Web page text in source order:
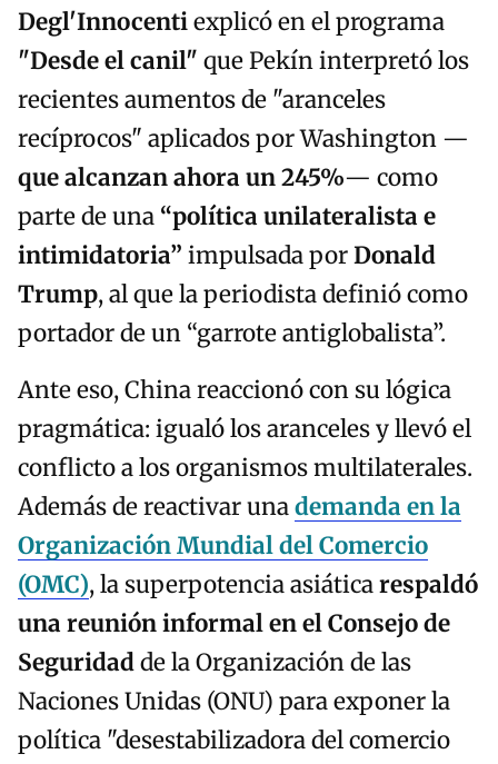
Degl'Innocentiexplicó en el programa
"Desde el canil" que Pekín interpretó los
recientes aumentos de "aranceles
recíprocos" aplicados por Washington —
que alcanzan ahora un 245%— como
parte de una “política unilateralista e
intimidatoria” impulsada porDonald
Trump, al que la periodista definió como
portador de un “garrote antiglobalista”.
Ante eso, China reaccionó con su lógica
pragmática: igualó los aranceles y llevó el
conflicto a los organismos multilaterales.
Además de reactivar unademanda en la
Organización Mundial del Comercio
(OMC), la superpotencia asiáticarespaldó
una reunión informal en el Consejo de
Seguridadde la Organización de las
Naciones Unidas (ONU) para exponer la
política "desestabilizadora del comercio